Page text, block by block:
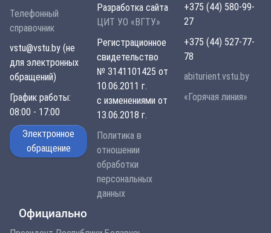
Телефонный
справочник
vstu@vstu.by (не
для электронных
обращений)
График работы:
08:00 - 17:00
Электронное
обращение
Разработка сайта
ЦИТ УО «ВГТУ»
Регистрационное
свидетельство
№ 3141101425 от
10.06.2011 г.
с изменениями от
13.06.2018 г.
Политика в
отношении
обработки
персональных
данных
+375 (44) 580-99-
27
+375 (44) 527-77-
78
abiturient.vstu.by
«Горячая линия»
Официально